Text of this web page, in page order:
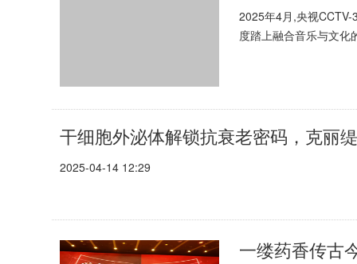
2025年4月,央视
度踏上融合音乐与文化
干细胞外泌体解锁抗衰老密码，克丽
2025-04-14 12:29
一缕药香传古